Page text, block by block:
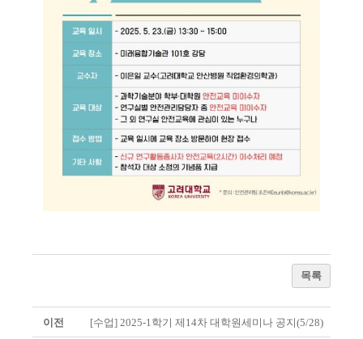
목록
이전 [수업] 2025-1학기 제14차 대학원세미나 공지(5/28)